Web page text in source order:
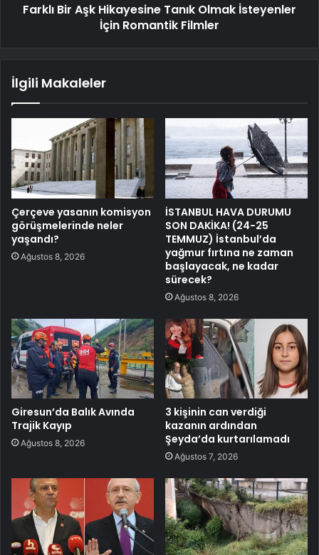
Farklı Bir Aşk Hikayesine Tanık Olmak İsteyenler
İçin Romantik Filmler
İlgili Makaleler
Çerçeve yasanın komisyon
görüşmelerinde neler
yaşandı?
Ağustos 8, 2026
İSTANBUL HAVA DURUMU
SON DAKİKA! (24-25
TEMMUZ) İstanbul’da
yağmur fırtına ne zaman
başlayacak, ne kadar
sürecek?
Ağustos 8, 2026
Giresun’da Balık Avında
Trajik Kayıp
Ağustos 8, 2026
3 kişinin can verdiği
kazanın ardından
Şeyda’da kurtarılamadı
Ağustos 7, 2026